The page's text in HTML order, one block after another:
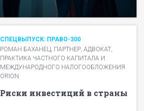
СПЕЦВЫПУСК: ПРАВО-300
РОМАН БАХАНЕЦ, ПАРТНЕР, АДВОКАТ,
ПРАКТИКА ЧАСТНОГО КАПИТАЛА И
МЕЖДУНАРОДНОГО НАЛОГООБЛОЖЕНИЯ
ORION
Риски инвестиций в страны